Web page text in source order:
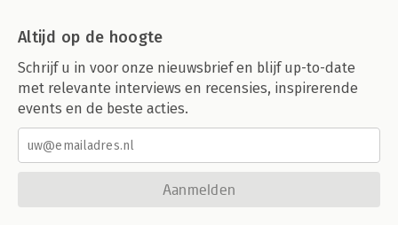
Altijd op de hoogte
Schrijf u in voor onze nieuwsbrief en blijf up-to-date
met relevante interviews en recensies, inspirerende
events en de beste acties.
Aanmelden